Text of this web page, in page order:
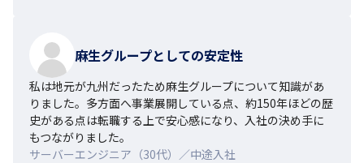
麻生グループとしての安定性
私は地元が九州だったため麻生グループについて知識があ
りました。多方面へ事業展開している点、約150年ほどの歴
史がある点は転職する上で安心感になり、入社の決め手に
もつながりました。
サーバーエンジニア（30代）／中途入社